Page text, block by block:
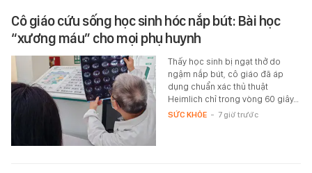
Cô giáo cứu sống học sinh hóc nắp bút: Bài học
“xương máu” cho mọi phụ huynh
Thấy học sinh bị ngạt thở do
ngậm nắp bút, cô giáo đã áp
dụng chuẩn xác thủ thuật
Heimlich chỉ trong vòng 60 giây…
SỨC KHỎE - 7 giờ trước